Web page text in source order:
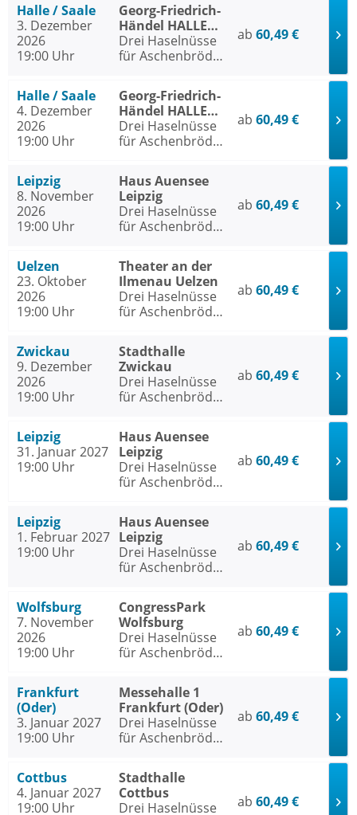
Halle / Saale
3. Dezember
2026
19:00 Uhr
Georg-Friedrich-
Händel HALLE
Halle / Saale
Drei Haselnüsse
für Aschenbrödel
ab 60,49 €
Halle / Saale
4. Dezember
2026
19:00 Uhr
Georg-Friedrich-
Händel HALLE
Halle / Saale
Drei Haselnüsse
für Aschenbrödel
ab 60,49 €
Leipzig
8. November
2026
19:00 Uhr
Haus Auensee
Leipzig
Drei Haselnüsse
für Aschenbrödel
ab 60,49 €
Uelzen
23. Oktober
2026
19:00 Uhr
Theater an der
Ilmenau Uelzen
Drei Haselnüsse
für Aschenbrödel
ab 60,49 €
Zwickau
9. Dezember
2026
19:00 Uhr
Stadthalle
Zwickau
Drei Haselnüsse
für Aschenbrödel
ab 60,49 €
Leipzig
31. Januar 2027
19:00 Uhr
Haus Auensee
Leipzig
Drei Haselnüsse
für Aschenbrödel
ab 60,49 €
Leipzig
1. Februar 2027
19:00 Uhr
Haus Auensee
Leipzig
Drei Haselnüsse
für Aschenbrödel
ab 60,49 €
Wolfsburg
7. November
2026
19:00 Uhr
CongressPark
Wolfsburg
Drei Haselnüsse
für Aschenbrödel
ab 60,49 €
Frankfurt
(Oder)
3. Januar 2027
19:00 Uhr
Messehalle 1
Frankfurt (Oder)
Drei Haselnüsse
für Aschenbrödel
ab 60,49 €
Cottbus
4. Januar 2027
19:00 Uhr
Stadthalle
Cottbus
Drei Haselnüsse
ab 60,49 €